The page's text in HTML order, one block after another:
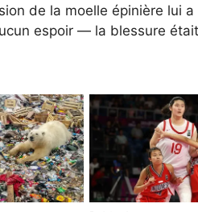
de la moelle épinière lui a
espoir — la blessure